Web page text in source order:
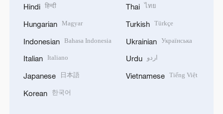
Hindi हिन्दी
Hungarian Magyar
Indonesian Bahasa Indonesia
Italian Italiano
Japanese 日本語
Korean 한국어
Thai ไทย
Turkish Türkçe
Ukrainian Українська
Urdu اردو
Vietnamese Tiếng Việt